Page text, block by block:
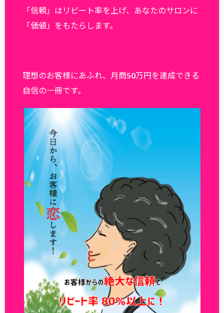
「信頼」はリピート率を上げ、あなたのサロンに
「価値」をもたらします。
理想のお客様にあふれ、月商50万円を達成できる
自信の一冊です。